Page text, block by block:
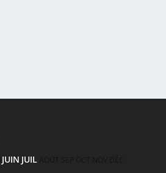
JUIN JUIL